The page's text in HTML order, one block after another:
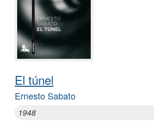
El túnel
Ernesto Sabato
1948